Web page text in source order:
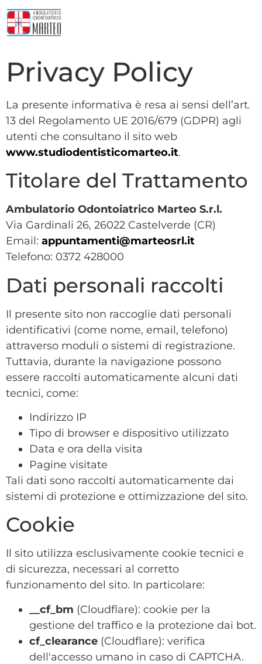
Privacy Policy
La presente informativa è resa ai sensi dell’art.
13 del Regolamento UE 2016/679 (GDPR) agli
utenti che consultano il sito web
www.studiodentisticomarteo.it.
Titolare del Trattamento
Ambulatorio Odontoiatrico Marteo S.r.l.
Via Gardinali 26, 26022 Castelverde (CR)
Email: appuntamenti@marteosrl.it
Telefono: 0372 428000
Dati personali raccolti
Il presente sito non raccoglie dati personali
identificativi (come nome, email, telefono)
attraverso moduli o sistemi di registrazione.
Tuttavia, durante la navigazione possono
essere raccolti automaticamente alcuni dati
tecnici, come:
Indirizzo IP
Tipo di browser e dispositivo utilizzato
Data e ora della visita
Pagine visitate
Tali dati sono raccolti automaticamente dai
sistemi di protezione e ottimizzazione del sito.
Cookie
Il sito utilizza esclusivamente cookie tecnici e
di sicurezza, necessari al corretto
funzionamento del sito. In particolare:
__cf_bm (Cloudflare): cookie per la
gestione del traffico e la protezione dai bot.
cf_clearance (Cloudflare): verifica
dell'accesso umano in caso di CAPTCHA.